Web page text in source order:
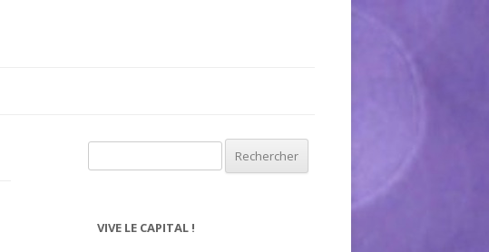
VIVE LE CAPITAL !